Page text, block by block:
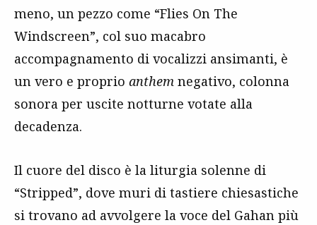
meno, un pezzo come “Flies On The
Windscreen”, col suo macabro
accompagnamento di vocalizzi ansimanti, è
un vero e proprio anthem negativo, colonna
sonora per uscite notturne votate alla
decadenza.
Il cuore del disco è la liturgia solenne di
“Stripped”, dove muri di tastiere chiesastiche
si trovano ad avvolgere la voce del Gahan più